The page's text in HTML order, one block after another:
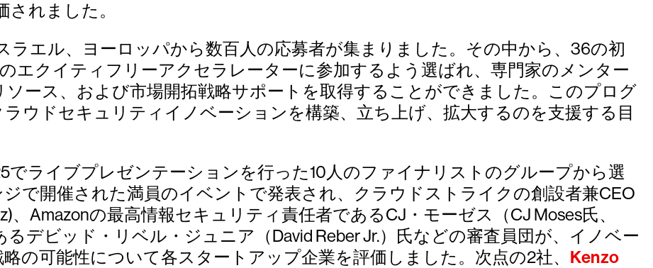
れました。
ラエル、ヨーロッパから数百人の応募者が集まりました。その中から、36の初
エクイティフリーアクセラレーターに参加するよう選ばれ、専門家のメンター
ース、および市場開拓戦略サポートを取得することができました。このプログ
ウドセキュリティイノベーションを構築、立ち上げ、拡大するのを支援する目
でライブプレゼンテーションを行った10人のファイナリストのグループから選
で開催された満員のイベントで発表され、クラウドストライクの創設者兼CEO
、Amazonの最高情報セキュリティ責任者であるCJ・モーゼス（CJ Moses氏、
デビッド・リベル・ジュニア（David Reber Jr.）氏などの審査員団が、イノベー
の可能性について各スタートアップ企業を評価しました。次点の2社、 Kenzo